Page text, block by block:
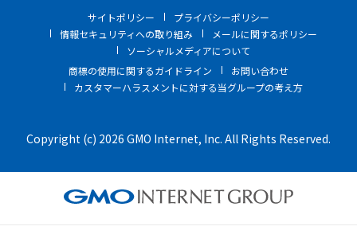
サイトポリシー
プライバシーポリシー
情報セキュリティへの取り組み
メールに関するポリシー
ソーシャルメディアについて
商標の使用に関するガイドライン
お問い合わせ
カスタマーハラスメントに対する当グループの考え方
Copyright (c) 2026 GMO Internet, Inc. All Rights Reserved.